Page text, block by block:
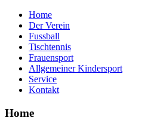
Home
Der Verein
Fussball
Tischtennis
Frauensport
Allgemeiner Kindersport
Service
Kontakt
Home